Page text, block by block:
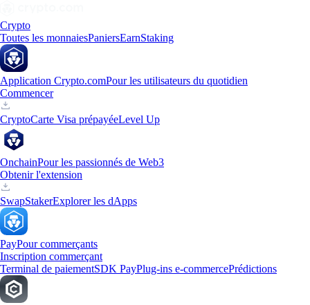
Crypto
Toutes les monnaiesPaniersEarnStaking
Application Crypto.comPour les utilisateurs du quotidien
Commencer
CryptoCarte Visa prépayéeLevel Up
OnchainPour les passionnés de Web3
Obtenir l'extension
SwapStakerExplorer les dApps
PayPour commerçants
Inscription commerçant
Terminal de paiementSDK PayPlug-ins e-commercePrédictions